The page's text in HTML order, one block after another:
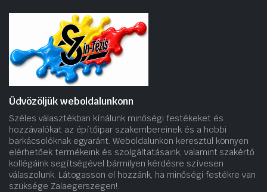
Üdvözöljük weboldalunkonn
Széles választékban kínálunk minőségi festékeket és
hozzávalókat az építőipar szakembereinek és a hobbi
barkácsolóknak egyaránt. Weboldalunkon keresztül könnyen
elérhetőek termékeink és szolgáltatásaink, valamint szakértő
kollégáink segítségével bármilyen kérdésre szívesen
válaszolunk. Látogasson el hozzánk, ha minőségi festékre van
szüksége Zalaegerszegen!.